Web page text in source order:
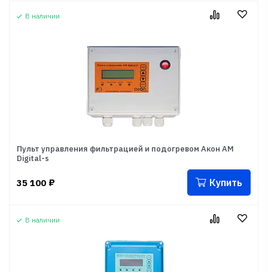
В наличии
Пульт управления фильтрацией и подогревом Акон АМ
Digital-s
35 100 ₽ Купить
В наличии